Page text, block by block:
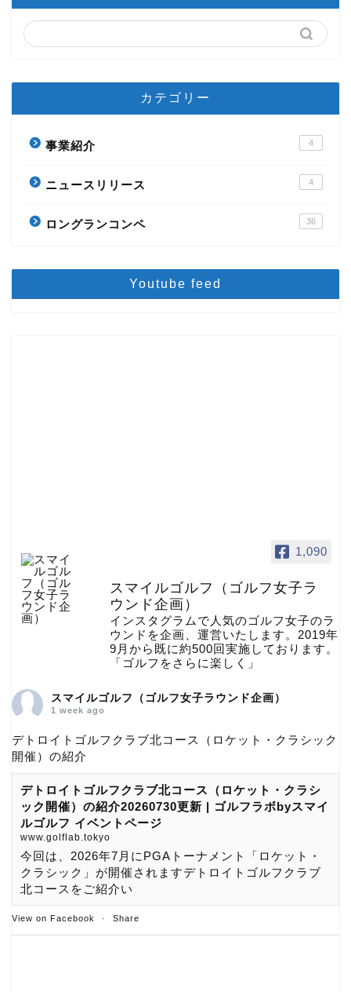
カテゴリー
事業紹介 4
ニュースリリース 4
ロングランコンペ 36
Youtube feed
1,090
スマイルゴルフ（ゴルフ女子ラ
ウンド企画）
インスタグラムで人気のゴルフ女子のラ
ウンドを企画、運営いたします。2019年
9月から既に約500回実施しております。
「ゴルフをさらに楽しく」
スマイルゴルフ（ゴルフ女子ラウンド企画）
1 week ago
デトロイトゴルフクラブ北コース（ロケット・クラシック
開催）の紹介
デトロイトゴルフクラブ北コース（ロケット・クラシ
ック開催）の紹介20260730更新 | ゴルフラボbyスマイ
ルゴルフ イベントページ
www.golflab.tokyo
今回は、2026年7月にPGAトーナメント「ロケット・
クラシック」が開催されますデトロイトゴルフクラブ
北コースをご紹介い
View on Facebook · Share